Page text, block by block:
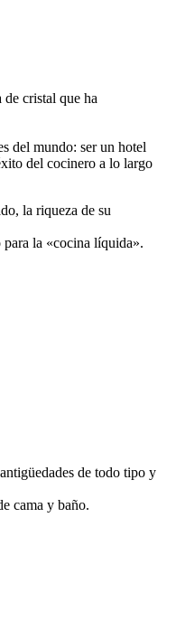
cristal que ha
del mundo: ser un hotel
del cocinero a lo largo
la riqueza de su
la «cocina líquida».
antigüedades de todo tipo y
cama y baño.